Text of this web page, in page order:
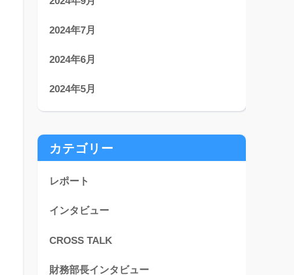
2024年7月
2024年6月
2024年5月
カテゴリー
レポート
インタビュー
CROSS TALK
財務部長インタビュー